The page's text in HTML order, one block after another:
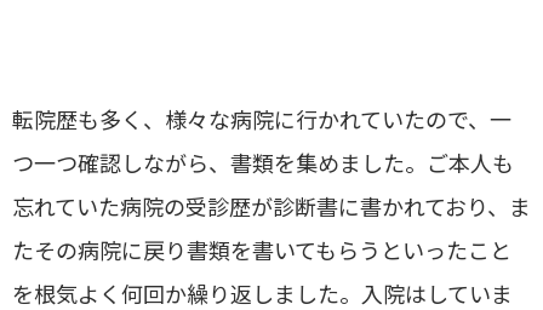
転院歴も多く、様々な病院に行かれていたので、一
つ一つ確認しながら、書類を集めました。ご本人も
忘れていた病院の受診歴が診断書に書かれており、ま
たその病院に戻り書類を書いてもらうといったこと
を根気よく何回か繰り返しました。入院はしていま